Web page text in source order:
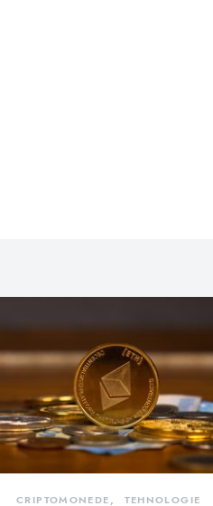
CRIPTOMONEDE TEHNOLOGIE